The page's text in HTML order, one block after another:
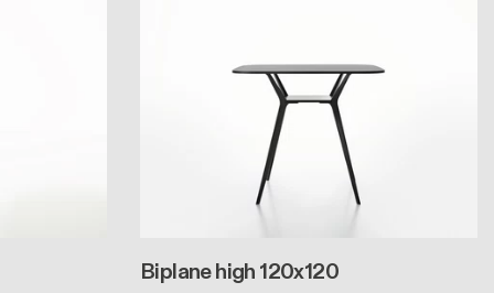
Biplane high 120x120